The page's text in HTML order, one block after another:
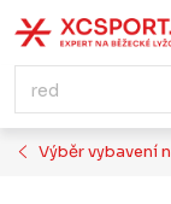
na
obsah
Výběr vybavení